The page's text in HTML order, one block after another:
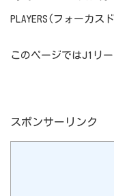
PLAYERS(フォーカス
このページではJ1リ
スポンサーリンク